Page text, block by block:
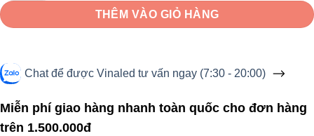
THÊM VÀO GIỎ HÀNG
Chat để được Vinaled tư vấn ngay (7:30 - 20:00)
Miễn phí giao hàng nhanh toàn quốc cho đơn hàng
trên 1.500.000đ